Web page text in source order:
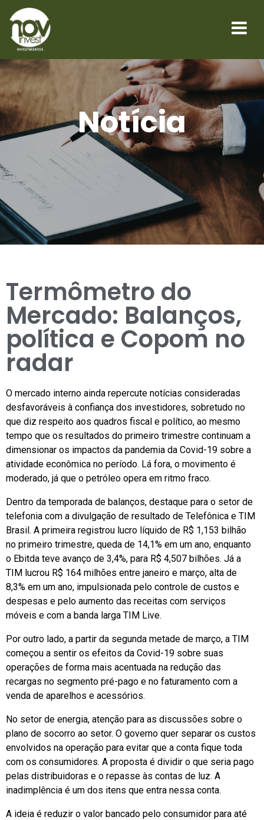
Notícia
Termômetro do
Mercado: Balanços,
política e Copom no
radar
O mercado interno ainda repercute notícias consideradas
desfavoráveis à confiança dos investidores, sobretudo no
que diz respeito aos quadros fiscal e político, ao mesmo
tempo que os resultados do primeiro trimestre continuam a
dimensionar os impactos da pandemia da Covid-19 sobre a
atividade econômica no período. Lá fora, o movimento é
moderado, já que o petróleo opera em ritmo fraco.
Dentro da temporada de balanços, destaque para o setor de
telefonia com a divulgação de resultado de Telefônica e TIM
Brasil. A primeira registrou lucro líquido de R$ 1,153 bilhão
no primeiro trimestre, queda de 14,1% em um ano, enquanto
o Ebitda teve avanço de 3,4%, para R$ 4,507 bilhões. Já a
TIM lucrou R$ 164 milhões entre janeiro e março, alta de
8,3% em um ano, impulsionada pelo controle de custos e
despesas e pelo aumento das receitas com serviços
móveis e com a banda larga TIM Live.
Por outro lado, a partir da segunda metade de março, a TIM
começou a sentir os efeitos da Covid-19 sobre suas
operações de forma mais acentuada na redução das
recargas no segmento pré-pago e no faturamento com a
venda de aparelhos e acessórios.
No setor de energia, atenção para as discussões sobre o
plano de socorro ao setor. O governo quer separar os custos
envolvidos na operação para evitar que a conta fique toda
com os consumidores. A proposta é dividir o que seria pago
pelas distribuidoras e o repasse às contas de luz. A
inadimplência é um dos itens que entra nessa conta.
A ideia é reduzir o valor bancado pelo consumidor para até